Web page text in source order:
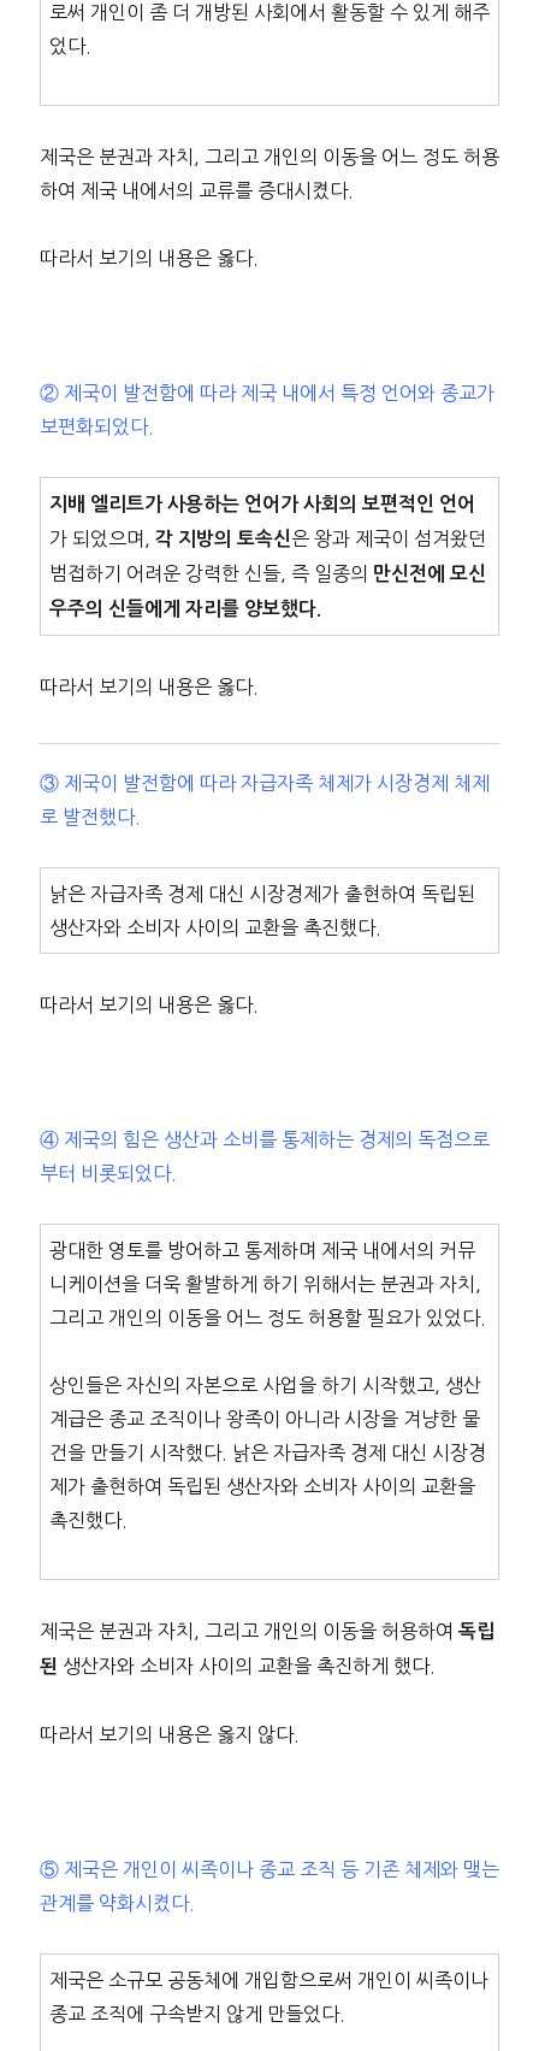
로써 개인이 좀 더 개방된 사회에서 활동할 수 있게 해주
었다.
제국은 분권과 자치, 그리고 개인의 이동을 어느 정도 허용
하여 제국 내에서의 교류를 증대시켰다.
따라서 보기의 내용은 옳다.
② 제국이 발전함에 따라 제국 내에서 특정 언어와 종교가
보편화되었다.
지배 엘리트가 사용하는 언어가 사회의 보편적인 언어
가 되었으며, 각 지방의 토속신 은 왕과 제국이 섬겨왔던
범접하기 어려운 강력한 신들, 즉 일종의 만신전에 모신
우주의 신들에게 자리를 양보했다.
따라서 보기의 내용은 옳다.
③ 제국이 발전함에 따라 자급자족 체제가 시장경제 체제
로 발전했다.
낡은 자급자족 경제 대신 시장경제가 출현하여 독립된
생산자와 소비자 사이의 교환을 촉진했다.
따라서 보기의 내용은 옳다.
④ 제국의 힘은 생산과 소비를 통제하는 경제의 독점으로
부터 비롯되었다.
광대한 영토를 방어하고 통제하며 제국 내에서의 커뮤
니케이션을 더욱 활발하게 하기 위해서는 분권과 자치,
그리고 개인의 이동을 어느 정도 허용할 필요가 있었다.
상인들은 자신의 자본으로 사업을 하기 시작했고, 생산
계급은 종교 조직이나 왕족이 아니라 시장을 겨냥한 물
건을 만들기 시작했다. 낡은 자급자족 경제 대신 시장경
제가 출현하여 독립된 생산자와 소비자 사이의 교환을
촉진했다.
제국은 분권과 자치, 그리고 개인의 이동을 허용하여 독립
된 생산자와 소비자 사이의 교환을 촉진하게 했다.
따라서 보기의 내용은 옳지 않다.
⑤ 제국은 개인이 씨족이나 종교 조직 등 기존 체제와 맺는
관계를 약화시켰다.
제국은 소규모 공동체에 개입함으로써 개인이 씨족이나
종교 조직에 구속받지 않게 만들었다.